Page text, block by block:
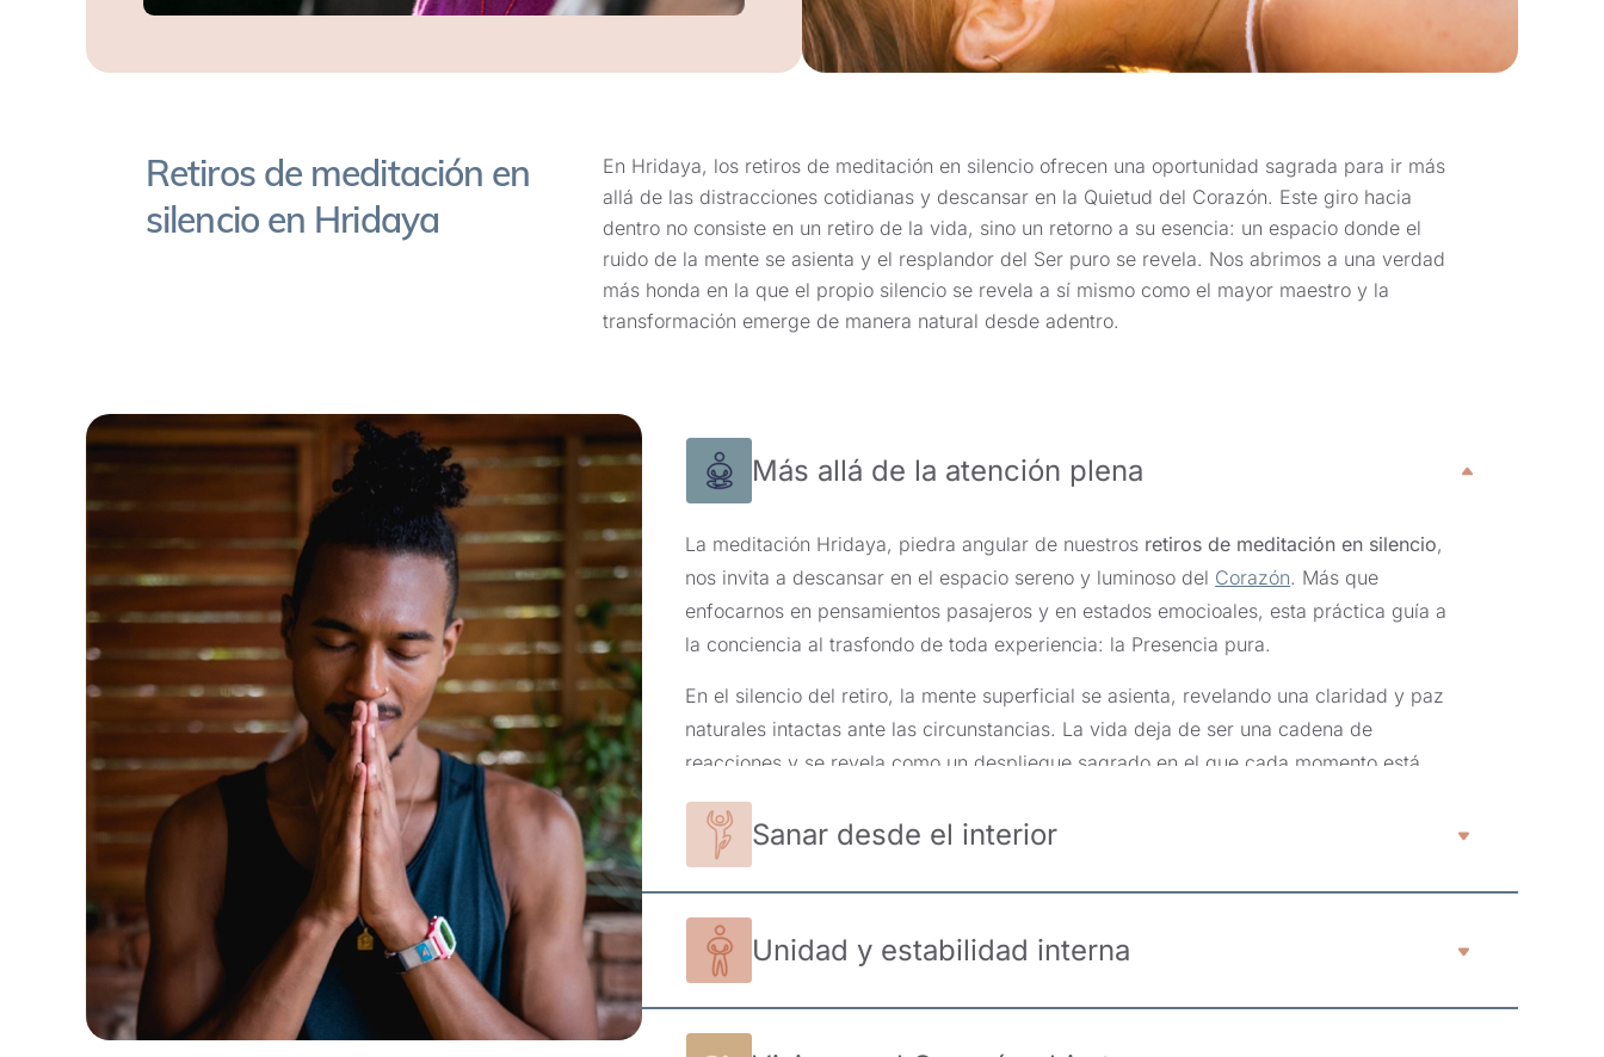
Retiros de meditación en
silencio en Hridaya
En Hridaya, los retiros de meditación en silencio ofrecen una oportunidad sagrada para ir más
allá de las distracciones cotidianas y descansar en la Quietud del Corazón. Este giro hacia
dentro no consiste en un retiro de la vida, sino un retorno a su esencia: un espacio donde el
ruido de la mente se asienta y el resplandor del Ser puro se revela. Nos abrimos a una verdad
más honda en la que el propio silencio se revela a sí mismo como el mayor maestro y la
transformación emerge de manera natural desde adentro.
Más allá de la atención plena
La meditación Hridaya, piedra angular de nuestros retiros de meditación en silencio,
nos invita a descansar en el espacio sereno y luminoso del Corazón. Más que
enfocarnos en pensamientos pasajeros y en estados emocioales, esta práctica guía a
la conciencia al trasfondo de toda experiencia: la Presencia pura.
En el silencio del retiro, la mente superficial se asienta, revelando una claridad y paz
naturales intactas ante las circunstancias. La vida deja de ser una cadena de
reacciones y se revela como un despliegue sagrado en el que cada momento está
Lo que emerge no es un estado pasivo, sino una vivacidad vibrante: el Corazón se
meditación en silencio de 10 días, este cambio emerge más como una revelación: se
trata de una transformación acerca de cómo nos experimentamos a nosotros mismos y
al mundo, enraizados en la conciencia y la libertad interior.
Sanar desde el interior
Unidad y estabilidad interna